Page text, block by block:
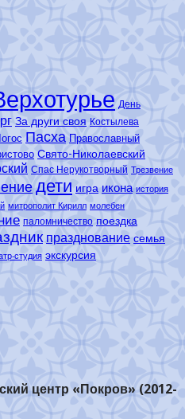
День
За други своя Костылева
Пасха Православный
Свято-Николаевский
Спас Нерукотворный Трезвение
дети игра икона история
митрополит Кирилл молебен
паломничество поездка
празднование семья
студия экскурсия
центр «Покров» (2012-